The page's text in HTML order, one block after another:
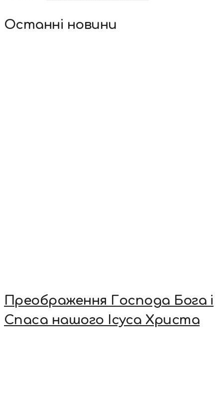
Останні новини
Преображення Господа Бога і
Спаса нашого Ісуса Христа